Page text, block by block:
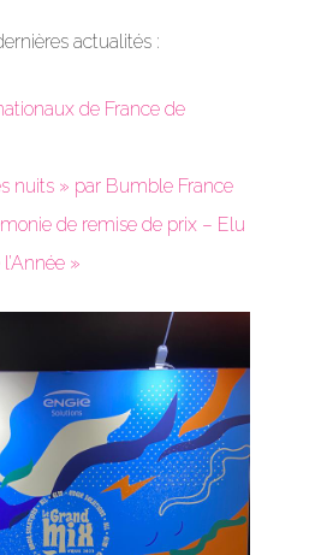
actualités :
de France de
nuits » par Bumble France
de remise de prix – Elu
»